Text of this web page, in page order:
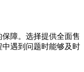
障。选择提供全面售
遇到问题时能够及时